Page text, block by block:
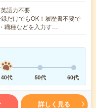
語力不要
だけでもOK！履歴書不要で
職種などを入力す…
40代 50代 60代
詳しく見る